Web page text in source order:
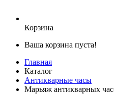
Корзина
Ваша корзина пуста!
Главная
Каталог
Антикварные часы
Марьяж антикварных